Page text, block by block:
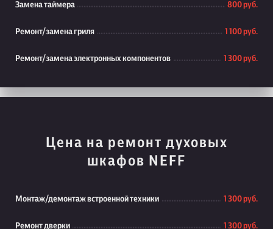
Замена таймера 800 руб.
Ремонт/замена гриля 1 100 руб.
Ремонт/замена электронных компонентов 1 300 руб.
Цена на ремонт духовых
шкафов NEFF
Монтаж/демонтаж встроенной техники 1 300 руб.
Ремонт дверки 1 300 руб.